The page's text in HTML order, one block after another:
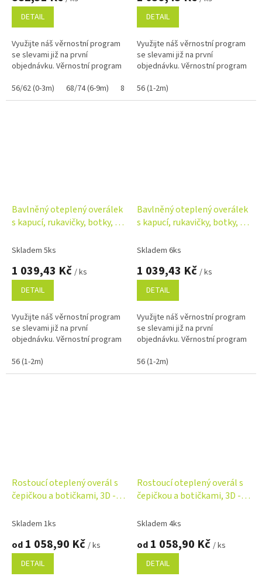
DETAIL
Využijte náš věrnostní program
se slevami již na první
objednávku. Věrnostní program
56/62 (0-3m)
68/74 (6-9m) 80/86 (12-18m)
DETAIL
Využijte náš věrnostní program
se slevami již na první
objednávku. Věrnostní program
56 (1-2m)
Bavlněný oteplený overálek
s kapucí, rukavičky, botky, 3D
Skladem 5ks
1 039,43 Kč / ks
DETAIL
Využijte náš věrnostní program
se slevami již na první
objednávku. Věrnostní program
56 (1-2m)
Bavlněný oteplený overálek
s kapucí, rukavičky, botky, 3D
Skladem 6ks
1 039,43 Kč / ks
DETAIL
Využijte náš věrnostní program
se slevami již na první
objednávku. Věrnostní program
56 (1-2m)
Rostoucí oteplený overál s
čepičkou a botičkami, 3D -
Skladem 1ks
od 1 058,90 Kč / ks
DETAIL
Rostoucí oteplený overál s
čepičkou a botičkami, 3D -
Skladem 4ks
od 1 058,90 Kč / ks
DETAIL